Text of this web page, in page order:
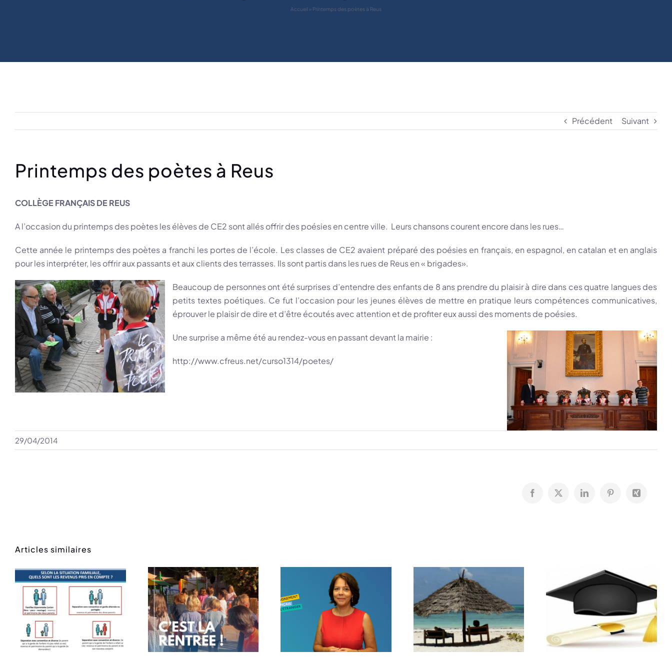
Accueil » Printemps des poètes à Reus
Précédent Suivant
Printemps des poètes à Reus
COLLÈGE FRANÇAIS DE REUS
A l’occasion du printemps des poètes les élèves de CE2 sont allés offrir des poésies en centre ville. Leurs chansons courent encore dans les rues…
Cette année le printemps des poètes a franchi les portes de l’école. Les classes de CE2 avaient préparé des poésies en français, en espagnol, en catalan et en anglais
pour les interpréter, les offrir aux passants et aux clients des terrasses. Ils sont partis dans les rues de Reus en « brigades».
Beaucoup de personnes ont été surprises d’entendre des enfants de 8 ans prendre du plaisir à dire dans ces quatre langues des
petits textes poétiques. Ce fut l’occasion pour les jeunes élèves de mettre en pratique leurs compétences communicatives,
éprouver le plaisir de dire et d’être écoutés avec attention et de profiter eux aussi des moments de poésies.
Une surprise a même été au rendez-vous en passant devant la mairie :
http://www.cfreus.net/curso1314/poetes/
29/04/2014
Facebook
X LinkedInPinterestXing
Articles similaires
Rentrée des
classes
Message de
rentrée
Voilà l’été…
Résultats du
Bac
Bourses
scolaires